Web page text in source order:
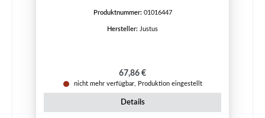
Produktnummer: 01016447
Hersteller: Justus
Regulärer Preis:
67,86 €
nicht mehr verfügbar, Produktion eingestellt
Details